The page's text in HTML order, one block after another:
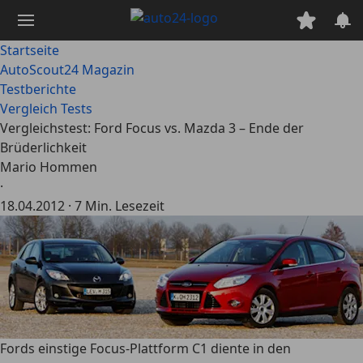
Hauptinhalt
springen
Startseite
AutoScout24 Magazin
Testberichte
Vergleich Tests
Vergleichstest: Ford Focus vs. Mazda 3 – Ende der
Brüderlichkeit
Mario Hommen
·
18.04.2012 · 7 Min. Lesezeit
Fords einstige Focus-Plattform C1 diente in den